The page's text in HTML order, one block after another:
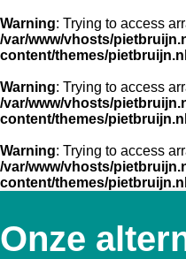
Warning: Trying to access
/var/www/vhosts/
content/themes/
Warning: Trying to access
/var/www/vhosts/
content/themes/
Warning: Trying to access
/var/www/vhosts/
content/themes/
Onze